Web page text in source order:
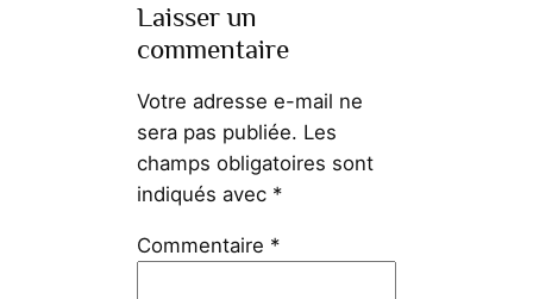
Laisser un
commentaire
Votre adresse e-mail ne
sera pas publiée. Les
champs obligatoires sont
indiqués avec *
Commentaire *